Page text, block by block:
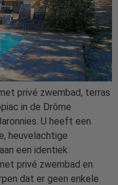
privé zwembad, terras
in de Drôme
U heeft een
heuvelachtige
een identiek
privé zwembad en
dat er geen enkele